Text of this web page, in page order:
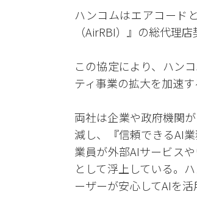
ハンコムはエアコード
（AirRBI）』の総代理
この協定により、ハン
ティ事業の拡大を加速す
両社は企業や政府機関
減し、『信頼できるAI
業員が外部AIサービス
として浮上している。
ーザーが安心してAIを